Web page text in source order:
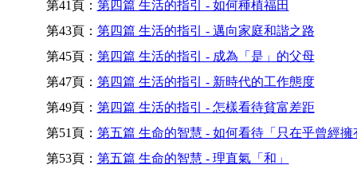
第41頁： 第四篇 生活的指引 - 如何種植福田
第43頁： 第四篇 生活的指引 - 邁向家庭和諧之路
第45頁： 第四篇 生活的指引 - 成為「是」的父母
第47頁： 第四篇 生活的指引 - 新時代的工作態度
第49頁： 第四篇 生活的指引 - 怎樣看待貧富差距
第51頁： 第五篇 生命的智慧 - 如何看待「只在乎曾經擁
第53頁： 第五篇 生命的智慧 - 理直氣「和」